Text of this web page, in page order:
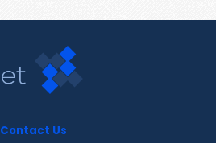
Contact Us